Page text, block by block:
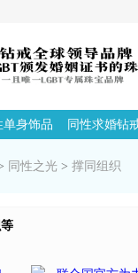
单身饰品 同性求婚钻
同性之光 > 撑同组织